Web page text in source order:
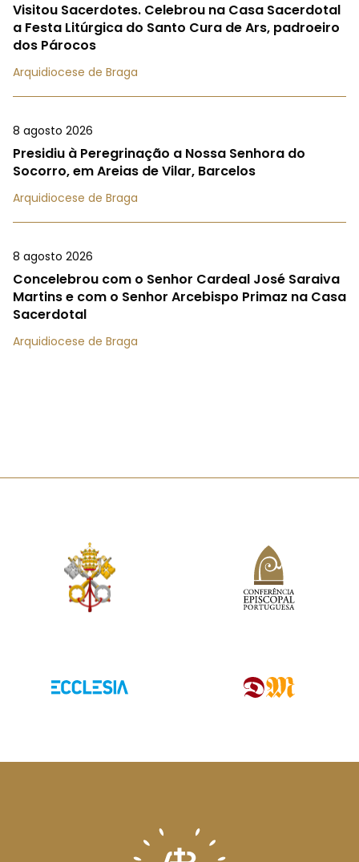
Visitou Sacerdotes. Celebrou na Casa Sacerdotal
a Festa Litúrgica do Santo Cura de Ars, padroeiro
dos Párocos
Arquidiocese de Braga
8 agosto 2026
Presidiu à Peregrinação a Nossa Senhora do
Socorro, em Areias de Vilar, Barcelos
Arquidiocese de Braga
8 agosto 2026
Concelebrou com o Senhor Cardeal José Saraiva
Martins e com o Senhor Arcebispo Primaz na Casa
Sacerdotal
Arquidiocese de Braga